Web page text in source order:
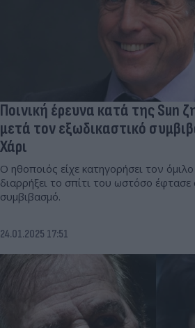
Ποινική έρευνα κατά της Sun
μετά τον εξωδικαστικό
Χάρι
Ο ηθοποιός είχε κατηγορήσει τον
διαρρήξει το σπίτι του ωστόσο έφτασε
συμβιβασμό.
24.01.2025 17:51